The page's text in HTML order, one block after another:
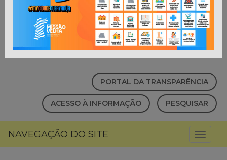
PORTAL DA TRANSPARÊNCIA
ACESSO À INFORMAÇÃO PESQUISAR
NAVEGAÇÃO DO SITE